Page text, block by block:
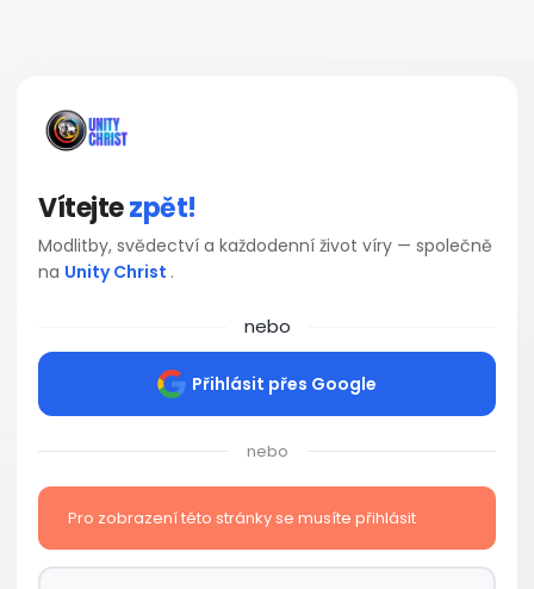
Vítejtezpět!
Modlitby, svědectví a každodenní život víry — společně
na Unity Christ .
nebo
Přihlásit přes Google
nebo
Pro zobrazení této stránky se musíte přihlásit